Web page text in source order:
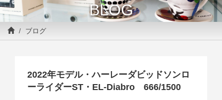
BLOG
ブログ
2022年モデル・ハーレーダビッドソンロ
ーライダーST・EL-Diabro 666/1500